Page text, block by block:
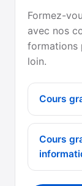
Formez-
avec nos
formations
loin.
Cours
Cours